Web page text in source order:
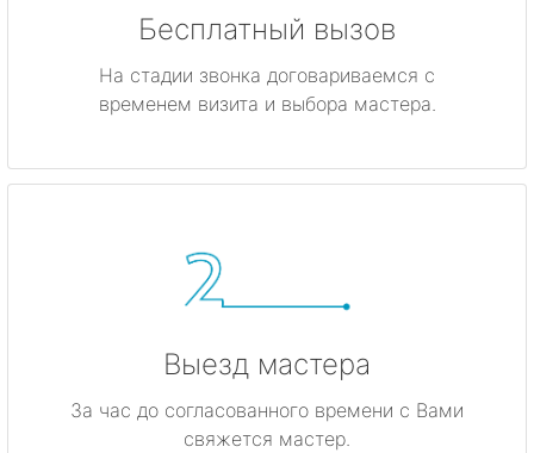
Бесплатный вызов
На стадии звонка договариваемся с
временем визита и выбора мастера.
Выезд мастера
За час до согласованного времени с Вами
свяжется мастер.